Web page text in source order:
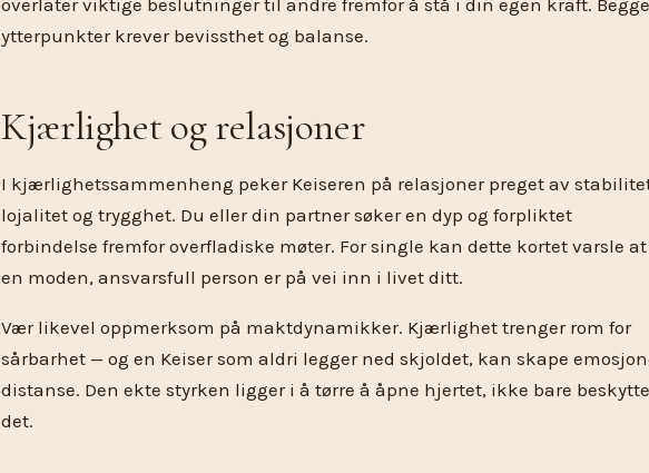
overlater viktige beslutninger til andre fremfor å stå i din egen kraft. Begge
ytterpunkter krever bevissthet og balanse.
Kjærlighet og relasjoner
I kjærlighetssammenheng peker Keiseren på relasjoner preget av
lojalitet og trygghet. Du eller din partner søker en dyp og forpliktet
forbindelse fremfor overfladiske møter. For single kan dette kortet varsle at
en moden, ansvarsfull person er på vei inn i livet ditt.
Vær likevel oppmerksom på maktdynamikker. Kjærlighet trenger rom for
sårbarhet — og en Keiser som aldri legger ned skjoldet, kan skape
distanse. Den ekte styrken ligger i å tørre å åpne hjertet, ikke bare beskytte
det.